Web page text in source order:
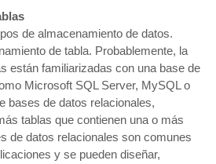
de almacenamiento de datos.
de tabla. Probablemente, la
están familiarizadas con una base de
Microsoft SQL Server, MySQL o
bases de datos relacionales,
tablas que contienen una o más
de datos relacionales son comunes
y se pueden diseñar,